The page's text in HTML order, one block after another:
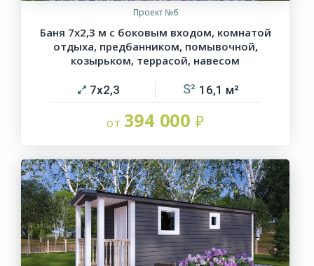
Проект №6
Баня 7х2,3 м с боковым входом, комнатой
отдыха, предбанником, помывочной,
козырьком, террасой, навесом
7х2,3 16,1
394 000